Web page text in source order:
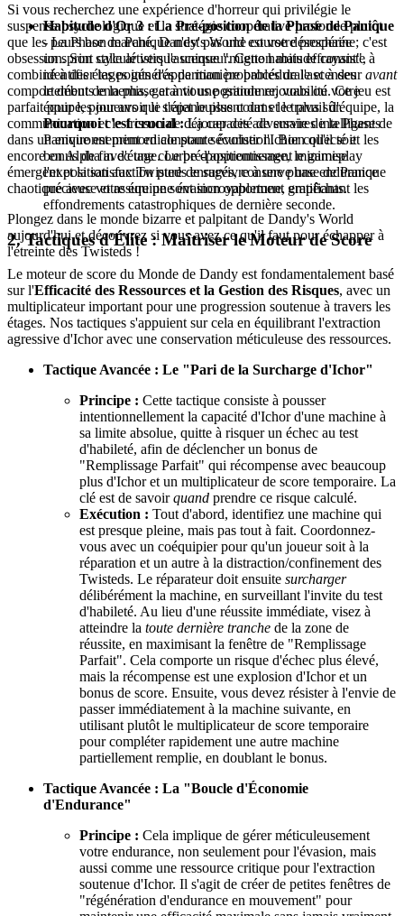
Si vous recherchez une expérience d'horreur qui privilégie le
suspense psychologique et la stratégie coopérative profonde plutôt
que les peurs bon marché, Dandy's World est votre prochaine
obsession. Son style artistique unique "mignon mais effrayant",
combiné à des étages générés de manière procédurale et à des
comportements ennemis, garantit une grande rejouabilité. Ce jeu est
parfait pour les joueurs qui s'épanouissent dans le travail d'équipe, la
communication et le frisson de déjouer des adversaires intelligents
dans un environnement en constante évolution. Bien qu'il soit
encore en Alpha avec une courbe d'apprentissage, le gameplay
émergent et la satisfaction pure de survivre à une phase de Panique
chaotique avec votre équipe sont incroyablement gratifiants.
Plongez dans le monde bizarre et palpitant de Dandy's World
aujourd'hui et découvrez si vous avez ce qu'il faut pour échapper à
l'étreinte des Twisteds !
Habitude d'Or 3 : La Pré-position de la Phase de Panique
- La Phase de Panique n'est pas une course désespérée ; c'est
un sprint calculé vers l'ascenseur. Cette habitude consiste à
identifier les points d'apparition probables de l'ascenseuravant
le début de la phase et à vous positionner, vous ou votre
équipe, pour avoir le trajet le plus court et le plus sûr.
Pourquoi c'est crucial :La capacité de survie de la Phase de
Panique est primordiale pour sécuriser l'Ichor collecté et les
bonus de fin d'étage. Le pré-positionnement minimise
l'exposition aux Twisteds enragés, conserve une endurance
précieuse et assure une évasion opportune, empêchant les
effondrements catastrophiques de dernière seconde.
2. Tactiques d'Élite : Maîtriser le Moteur de Score
Le moteur de score du Monde de Dandy est fondamentalement basé
sur l'Efficacité des Ressources et la Gestion des Risques, avec un
multiplicateur important pour une progression soutenue à travers les
étages. Nos tactiques s'appuient sur cela en équilibrant l'extraction
agressive d'Ichor avec une conservation méticuleuse des ressources.
Tactique Avancée : Le "Pari de la Surcharge d'Ichor"
Principe : Cette tactique consiste à pousser
intentionnellement la capacité d'Ichor d'une machine à
sa limite absolue, quitte à risquer un échec au test
d'habileté, afin de déclencher un bonus de
"Remplissage Parfait" qui récompense avec beaucoup
plus d'Ichor et un multiplicateur de score temporaire. La
clé est de savoirquand prendre ce risque calculé.
Exécution : Tout d'abord, identifiez une machine qui
est presque pleine, mais pas tout à fait. Coordonnez-
vous avec un coéquipier pour qu'un joueur soit à la
réparation et un autre à la distraction/confinement des
Twisteds. Le réparateur doit ensuite surcharger
délibérément la machine, en surveillant l'invite du test
d'habileté. Au lieu d'une réussite immédiate, visez à
atteindre la toute dernière tranche de la zone de
réussite, en maximisant la fenêtre de "Remplissage
Parfait". Cela comporte un risque d'échec plus élevé,
mais la récompense est une explosion d'Ichor et un
bonus de score. Ensuite, vous devez résister à l'envie de
passer immédiatement à la machine suivante, en
utilisant plutôt le multiplicateur de score temporaire
pour compléter rapidement une autre machine
partiellement remplie, en doublant le bonus.
Tactique Avancée : La "Boucle d'Économie
d'Endurance"
Principe : Cela implique de gérer méticuleusement
votre endurance, non seulement pour l'évasion, mais
aussi comme une ressource critique pour l'extraction
soutenue d'Ichor. Il s'agit de créer de petites fenêtres de
"régénération d'endurance en mouvement" pour